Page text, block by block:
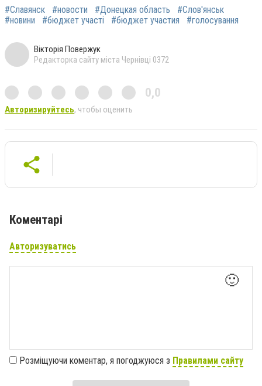
#Славянск #новости #Донецкая область
#Слов'янськ
#новини
#бюджет участі #бюджет участия #голосування
Вікторія Повержук
Редакторка сайту міста Чернівці 0372
0,0
Авторизируйтесь, чтобы оценить
Коментарі
Авторизуватись
🙂
Розміщуючи коментар, я погоджуюся з Правилами сайту